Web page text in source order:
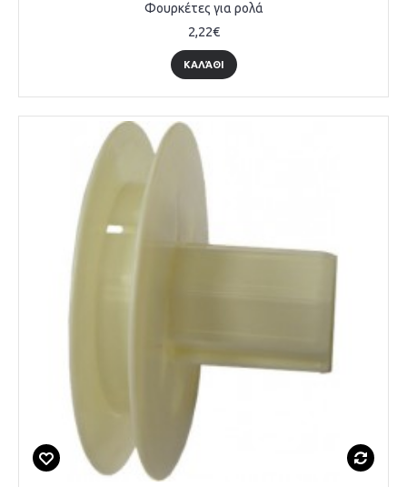
Φουρκέτες για ρολά
2,22€
ΚΑΛΆΘΙ